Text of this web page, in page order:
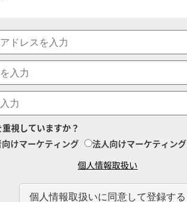
重視していますか？
けマーケティング
法人向けマーケティング
個人情報取扱い